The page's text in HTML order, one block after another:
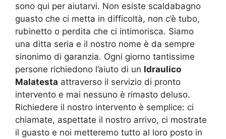
sono qui per aiutarvi. Non esiste scaldabagno
guasto che ci metta in difficoltà, non c’è tubo,
rubinetto o perdita che ci intimorisca. Siamo
una ditta seria e il nostro nome è da sempre
sinonimo di garanzia. Ogni giorno tantissime
persone richiedono l’aiuto di un Idraulico
Malatesta attraverso il servizio di pronto
intervento e mai nessuno è rimasto deluso.
Richiedere il nostro intervento è semplice: ci
chiamate, aspettate il nostro arrivo, ci mostrate
il guasto e noi metteremo tutto al loro posto in